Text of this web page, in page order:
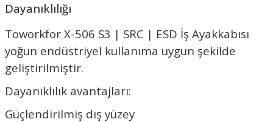
Dayanıklılığı
Toworkfor X-506 S3 | SRC | ESD İş Ayakkabısı
yoğun endüstriyel kullanıma uygun şekilde
geliştirilmiştir.
Dayanıklılık avantajları:
Güçlendirilmiş dış yüzey